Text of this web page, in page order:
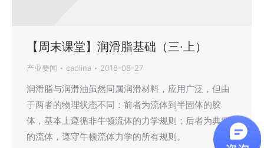
【周末课堂】润滑脂基础（三·上）
产业要闻 caolina 2018-08-27
润滑脂与润滑油虽然同属润滑材料，应用广泛，但由
于两者的物理状态不同：前者为流体到半固体的胶
体，基本上遵循非牛顿流体的力学规则；后者为典型
的流体，遵守牛顿流体力学的所有规则。